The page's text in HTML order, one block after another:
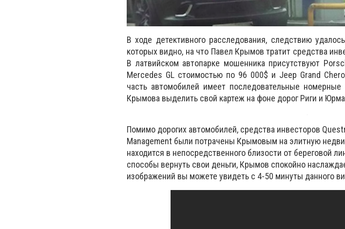
В ходе детективного расследования, следствию
которых видно, на что Павел Крымов тратит средства
В латвийском автопарке мошенника присутствуют
Mercedes GL стоимостью по 96 000$ и Jeep Grand
часть автомобилей имеет последовательные
Крымова выделить свой картеж на фоне дорог Риги и
Помимо дорогих автомобилей, средства инвесторов
Management были потрачены Крымовым на элитную
находится в непосредственного близости от береговой
способы вернуть свои деньги, Крымов спокойно
изображений вы можете увидеть с 4-50 минуты данного